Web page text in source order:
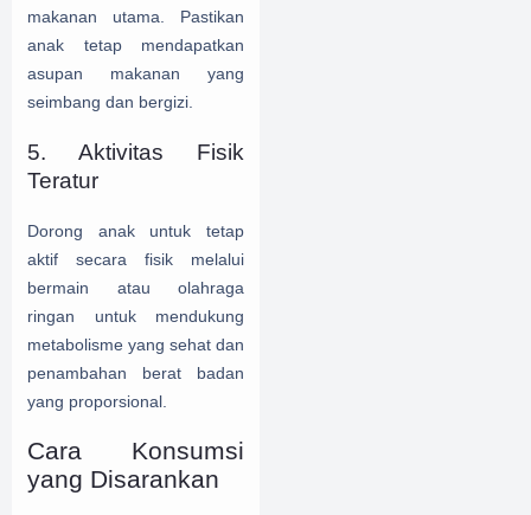
makanan utama. Pastikan
anak tetap mendapatkan
asupan makanan yang
seimbang dan bergizi.
5. Aktivitas Fisik
Teratur
Dorong anak untuk tetap
aktif secara fisik melalui
bermain atau olahraga
ringan untuk mendukung
metabolisme yang sehat dan
penambahan berat badan
yang proporsional.
Cara Konsumsi
yang Disarankan